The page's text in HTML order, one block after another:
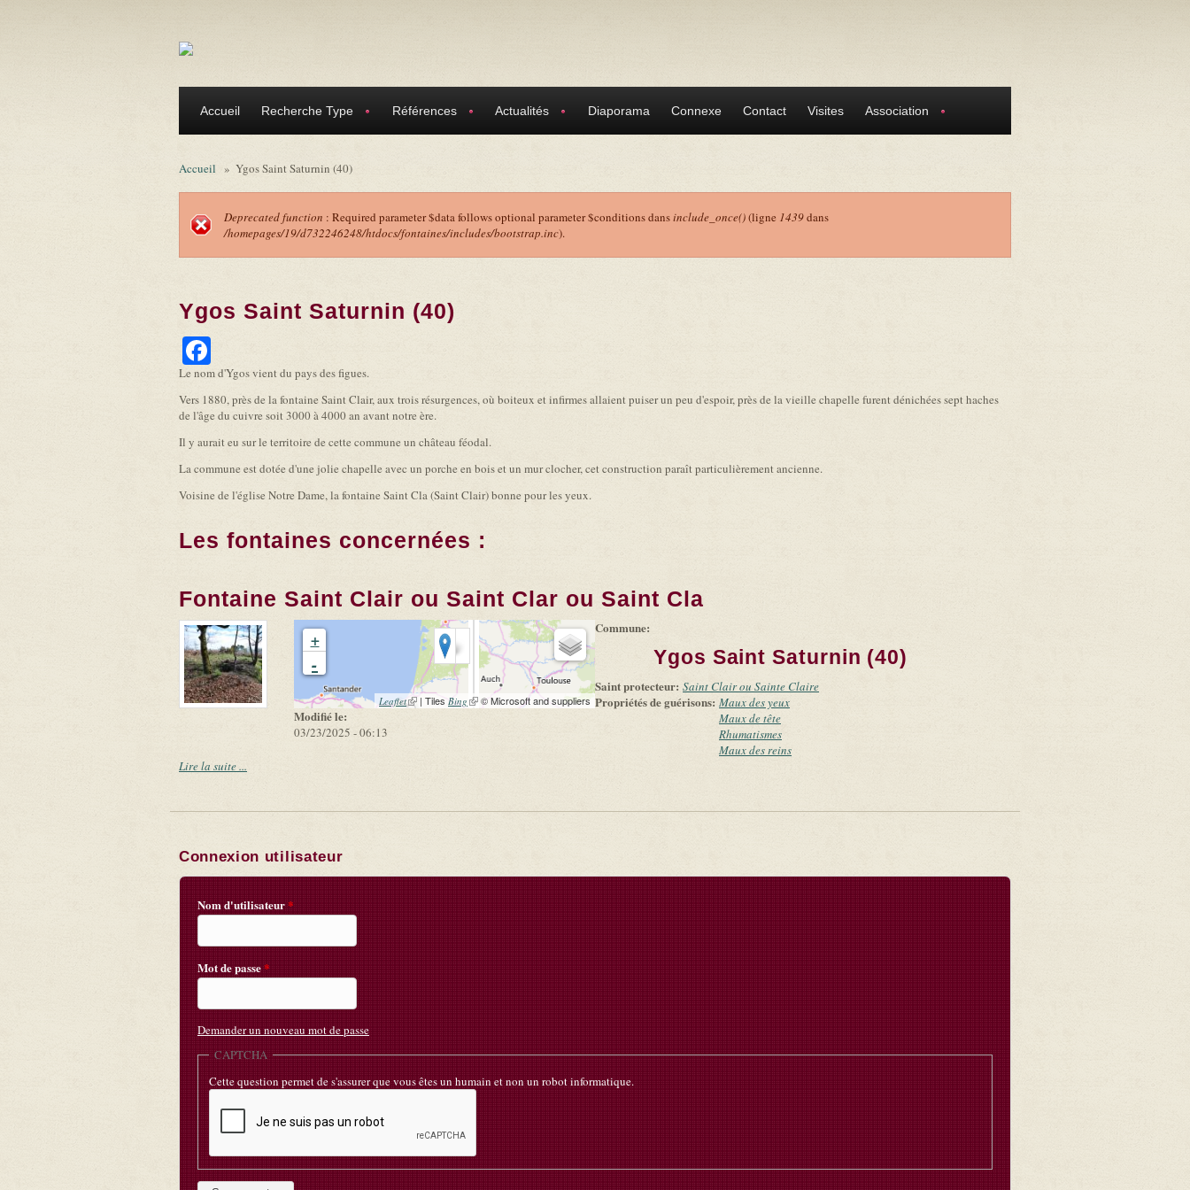
Accueil Recherche Type Références Actualités Diaporama Connexe Contact Visites Association
Accueil » Ygos Saint Saturnin (40)
Message d'erreur
Deprecated function : Required parameter $data follows optional parameter $conditions dansinclude_once()(ligne 1439dans
/homepages/19/d732246248/htdocs/fontaines/includes/bootstrap.inc).
Ygos Saint Saturnin (40)
Le nom d'Ygos vient du pays des figues.
Vers 1880, près de la fontaine Saint Clair, aux trois résurgences, où boiteux et infirmes allaient puiser un peu d'espoir, près de la vieille chapelle furent dénichées sept haches
de l'âge du cuivre soit 3000 à 4000 an avant notre ère.
Il y aurait eu sur le territoire de cette commune un château féodal.
La commune est dotée d'une jolie chapelle avec un porche en bois et un mur clocher, cet construction paraît particulièrement ancienne.
Voisine de l'église Notre Dame, la fontaine Saint Cla (Saint Clair) bonne pour les yeux.
Les fontaines concernées :
Fontaine Saint Clair ou Saint Clar ou Saint Cla
+
-
Leaflet(link is external)
| Tiles Bing (link is external)
© Microsoft and suppliers
Modifié le:
03/23/2025 - 06:13
Commune:
Ygos Saint Saturnin (40)
Saint protecteur: Saint Clair ou Sainte Claire
Propriétés de guérisons: Maux des yeux
Maux de tête
Rhumatismes
Maux des reins
Lire la suite ...
Connexion utilisateur
Nom d'utilisateur*
Mot de passe*
Demander un nouveau mot de passe
CAPTCHA
Cette question permet de s'assurer que vous êtes un humain et non un robot informatique.